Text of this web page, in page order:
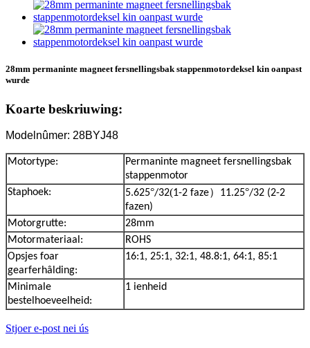
28mm permaninte magneet fersnellingsbak stappenmotordeksel kin oanpast
wurde
Koarte beskriuwing:
Modelnûmer: 28BYJ48
Motortype:
Permaninte magneet fersnellingsbak
stappenmotor
Staphoek:
5.625°/32(1-2 faze） 11.25°/32 (2-2
fazen)
Motorgrutte:
28mm
Motormateriaal:
ROHS
Opsjes foar
gearferhâlding:
16:1, 25:1, 32:1, 48.8:1, 64:1, 85:1
Minimale
bestelhoeveelheid:
1 ienheid
Stjoer e-post nei ús